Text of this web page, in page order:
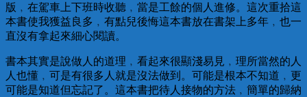
版﹐在駕車上下班時收聽﹐當是工餘的個人進修。這次重拾這
本書使我獲益良多﹐有點兒後悔這本書放在書架上多年﹐也一
直沒有拿起來細心閱讀。
書本其實是說做人的道理﹐看起來很顯淺易見﹐理所當然的人
人也懂﹐可是有很多人就是沒法做到。可能是根本不知道﹐更
可能是知道但忘記了。這本書把待人接物的方法﹐簡單的歸納